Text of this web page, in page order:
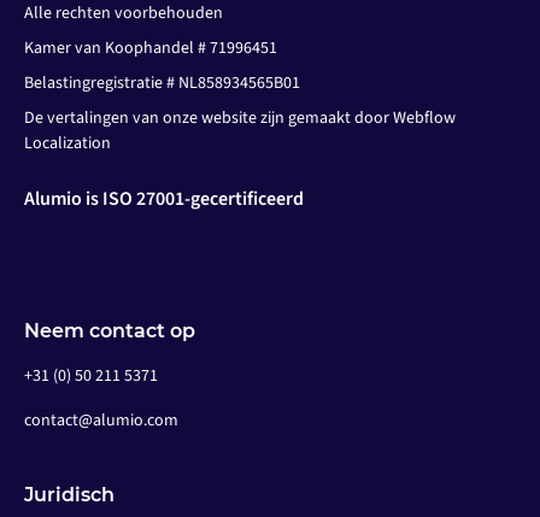
Alle rechten voorbehouden
Kamer van Koophandel # 71996451
Belastingregistratie # NL858934565B01
De vertalingen van onze website zijn gemaakt door Webflow
Localization
Alumio is ISO 27001-gecertificeerd
Neem contact op
+31 (0) 50 211 5371
contact@alumio.com
Juridisch